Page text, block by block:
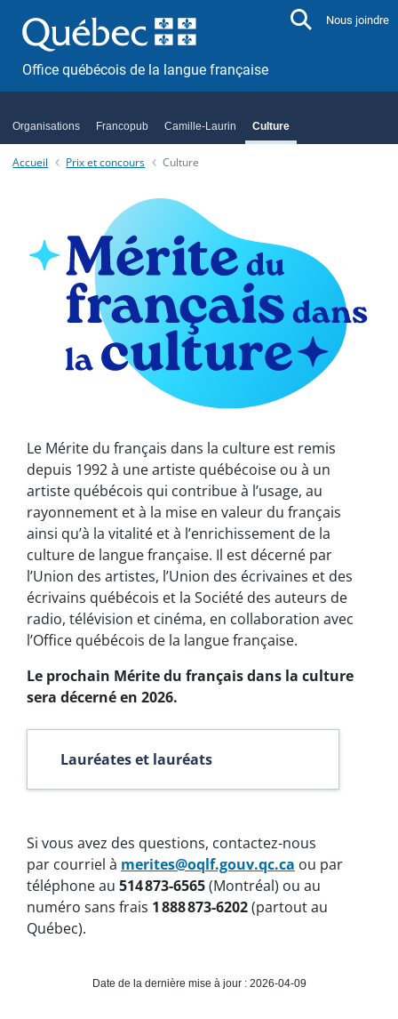
Office québécois de la langue française
Nous joindre
Organisations Francopub Camille-Laurin Culture
Accueil Prix et concours Culture
Le Mérite du français dans la culture est remis
depuis 1992 à une artiste québécoise ou à un
artiste québécois qui contribue à l’usage, au
rayonnement et à la mise en valeur du français
ainsi qu’à la vitalité et à l’enrichissement de la
culture de langue française. Il est décerné par
l’Union des artistes, l’Union des écrivaines et des
écrivains québécois et la Société des auteurs de
radio, télévision et cinéma, en collaboration avec
l’Office québécois de la langue française.
Le prochain Mérite du français dans la culture
sera décerné en 2026.
Lauréates et lauréats
Si vous avez des questions, contactez-nous
par courriel à merites@oqlf.gouv.qc.ca ou par
téléphone au 514873-6565(Montréal) ou au
numéro sans frais 1888873-6202(partout au
Québec).
Date de la dernière mise à jour : 2026-04-09